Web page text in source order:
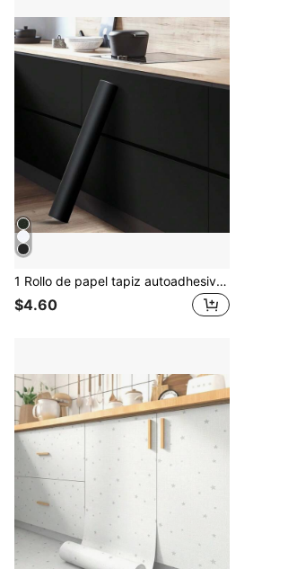
1 Rollo de papel tapiz autoadhesivo mate negro, adhesivo para decoración del hogar, gabinetes de cocina, decoración de pared de dormitorio, escritorio, muebles, papel tapiz impermeable para renovación
$4.60